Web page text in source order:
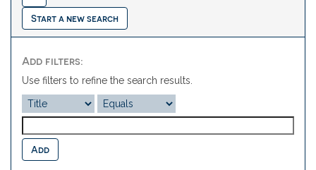
Start a new search
Add filters:
Use filters to refine the search results.